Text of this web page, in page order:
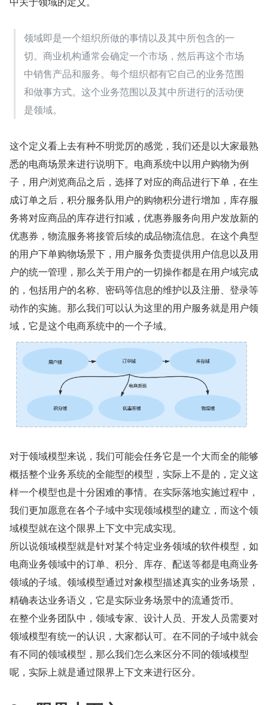
领域即是一个组织所做的事情以及其中所包含的一
切。商业机构通常会确定一个市场，然后再这个市场
中销售产品和服务。每个组织都有它自己的业务范围
和做事方式。这个业务范围以及其中所进行的活动便
是领域。
这个定义看上去有种不明觉厉的感觉，我们还是以大家最熟
悉的电商场景来进行说明下。电商系统中以用户购物为例
子，用户浏览商品之后，选择了对应的商品进行下单，在生
成订单之后，积分服务队用户的购物积分进行增加，库存服
务将对应商品的库存进行扣减，优惠券服务向用户发放新的
优惠券，物流服务将接管后续的成品物流信息。在这个典型
的用户下单购物场景下，用户服务负责提供用户信息以及用
户的统一管理，那么关于用户的一切操作都是在用户域完成
的，包括用户的名称、密码等信息的维护以及注册、登录等
动作的实施。那么我们可以认为这里的用户服务就是用户领
域，它是这个电商系统中的一个子域。
对于领域模型来说，我们可能会任务它是一个大而全的能够
概括整个业务系统的全能型的模型，实际上不是的，定义这
样一个模型也是十分困难的事情。在实际落地实施过程中，
我们更加愿意在各个子域中实现领域模型的建立，而这个领
域模型就在这个限界上下文中完成实现。
所以说领域模型就是针对某个特定业务领域的软件模型，如
电商业务领域中的订单、积分、库存、配送等都是电商业务
领域的子域。领域模型通过对象模型描述真实的业务场景，
精确表达业务语义，它是实际业务场景中的流通货币。
在整个业务团队中，领域专家、设计人员、开发人员需要对
领域模型有统一的认识，大家都认可。在不同的子域中就会
有不同的领域模型，那么我们怎么来区分不同的领域模型
呢，实际上就是通过限界上下文来进行区分。